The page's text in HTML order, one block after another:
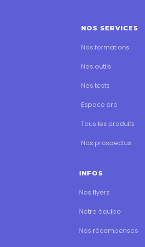
NOS SERVICES
Nos formations
Nos outils
Nos tests
Espace pro
Tous les produits
Nos prospectus
INFOS
Nos flyers
Notre équipe
Nos récompenses